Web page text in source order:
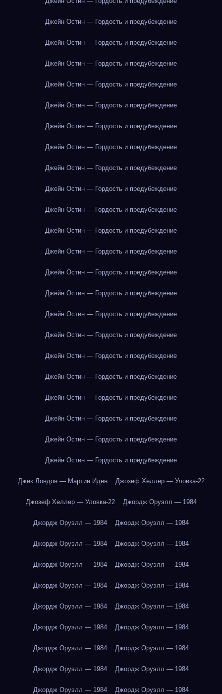
Джейн Остин — Гордость и предубеждение
Джейн Остин — Гордость и предубеждение
Джейн Остин — Гордость и предубеждение
Джейн Остин — Гордость и предубеждение
Джейн Остин — Гордость и предубеждение
Джейн Остин — Гордость и предубеждение
Джейн Остин — Гордость и предубеждение
Джейн Остин — Гордость и предубеждение
Джейн Остин — Гордость и предубеждение
Джейн Остин — Гордость и предубеждение
Джейн Остин — Гордость и предубеждение
Джейн Остин — Гордость и предубеждение
Джейн Остин — Гордость и предубеждение
Джейн Остин — Гордость и предубеждение
Джейн Остин — Гордость и предубеждение
Джейн Остин — Гордость и предубеждение
Джейн Остин — Гордость и предубеждение
Джейн Остин — Гордость и предубеждение
Джейн Остин — Гордость и предубеждение
Джейн Остин — Гордость и предубеждение
Джейн Остин — Гордость и предубеждение
Джейн Остин — Гордость и предубеждение
Джек Лондон — Мартин Иден Джозеф Хеллер — Уловка-22
Джозеф Хеллер — Уловка-22 Джордж Оруэлл — 1984
Джордж Оруэлл — 1984 Джордж Оруэлл — 1984
Джордж Оруэлл — 1984 Джордж Оруэлл — 1984
Джордж Оруэлл — 1984 Джордж Оруэлл — 1984
Джордж Оруэлл — 1984 Джордж Оруэлл — 1984
Джордж Оруэлл — 1984 Джордж Оруэлл — 1984
Джордж Оруэлл — 1984 Джордж Оруэлл — 1984
Джордж Оруэлл — 1984 Джордж Оруэлл — 1984
Джордж Оруэлл — 1984 Джордж Оруэлл — 1984
Джордж Оруэлл — 1984 Джордж Оруэлл — 1984